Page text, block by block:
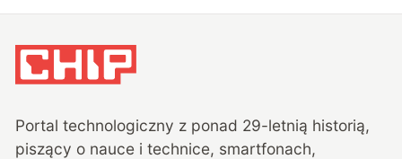
Portal technologiczny z ponad 29-letnią historią,
piszący o nauce i technice, smartfonach,